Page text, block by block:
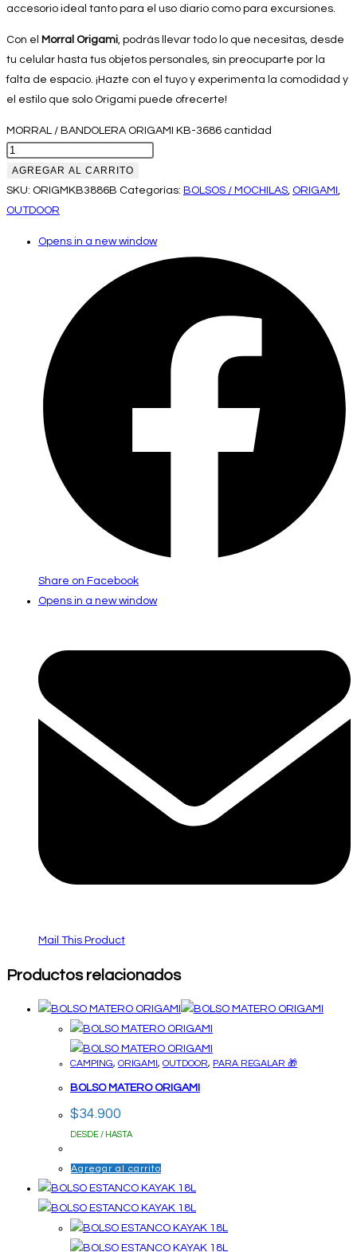
accesorio ideal tanto para el uso diario como para excursiones.
Con el Morral Origami, podrás llevar todo lo que necesitas, desde
tu celular hasta tus objetos personales, sin preocuparte por la
falta de espacio. ¡Hazte con el tuyo y experimenta la comodidad y
el estilo que solo Origami puede ofrecerte!
MORRAL / BANDOLERA ORIGAMI KB-3686 cantidad
AGREGAR AL CARRITO
SKU: ORIGMKB3886B Categorías: BOLSOS / MOCHILAS, ORIGAMI ,
OUTDOOR
Opens in a new window
Share on Facebook
Opens in a new window
Mail This Product
Productos relacionados
CAMPING, ORIGAMI , OUTDOOR, PARA REGALAR 🎁
BOLSO MATERO ORIGAMI
$34.900
DESDE / HASTA
Agregar al carrito